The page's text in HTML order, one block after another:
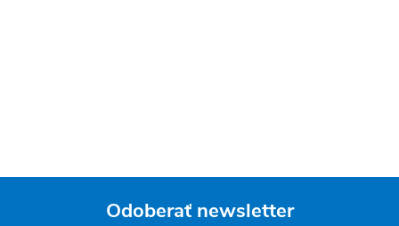
Odoberať newsletter